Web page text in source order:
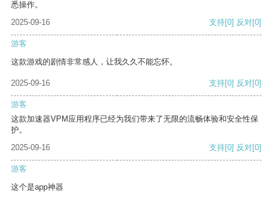
悉操作。
2025-09-16
支持[0] 反对[0]
游客
这款游戏的剧情非常感人，让我久久不能忘怀。
2025-09-16 支持[0] 反对[0]
游客
这款加速器VPM应用程序已经为我们带来了无限的流畅体验和安全性保
护。
2025-09-16
支持[0] 反对[0]
游客
这个是app神器